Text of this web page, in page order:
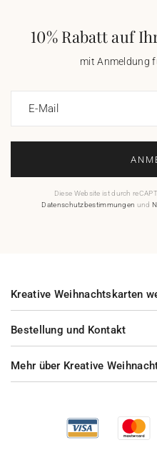
10% Rabatt auf
mit Anmeldung
E-Mail
Diese Website ist durch
Datenschutzbestimmungen und
Bestellung und Kontakt
Mehr über Kreative
Kreative Weihnachtskarten